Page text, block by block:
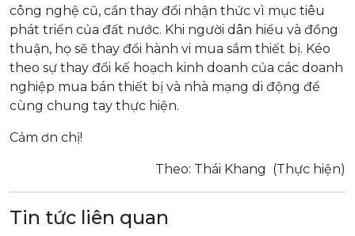
công nghệ cũ, cần thay đổi nhận thức vì mục tiêu
phát triển của đất nước. Khi người dân hiểu và đồng
thuận, họ sẽ thay đổi hành vi mua sắm thiết bị. Kéo
theo sự thay đổi kế hoạch kinh doanh của các doanh
nghiệp mua bán thiết bị và nhà mạng di động để
cùng chung tay thực hiện.
Cảm ơn chị!
Theo: Thái Khang (Thực hiện)
Tin tức liên quan